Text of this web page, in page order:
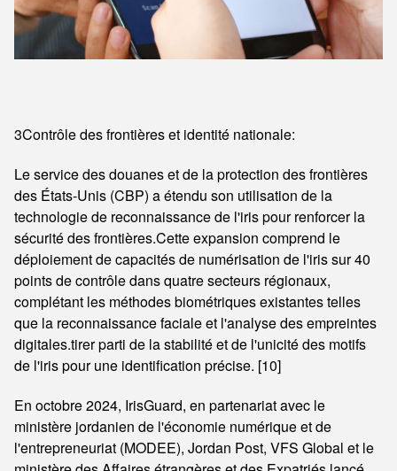
3Contrôle des frontières et identité nationale:
Le service des douanes et de la protection des frontières
des États-Unis (CBP) a étendu son utilisation de la
technologie de reconnaissance de l'iris pour renforcer la
sécurité des frontières.Cette expansion comprend le
déploiement de capacités de numérisation de l'iris sur 40
points de contrôle dans quatre secteurs régionaux,
complétant les méthodes biométriques existantes telles
que la reconnaissance faciale et l'analyse des empreintes
digitales.tirer parti de la stabilité et de l'unicité des motifs
de l'iris pour une identification précise. [10]
En octobre 2024, IrisGuard, en partenariat avec le
ministère jordanien de l'économie numérique et de
l'entrepreneuriat (MODEE), Jordan Post, VFS Global et le